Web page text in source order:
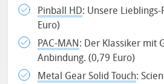
Pinball HD: Unsere
Euro)
PAC-MAN: Der Klassiker mit
Anbindung. (0,79 Euro)
Metal Gear Solid Touch: